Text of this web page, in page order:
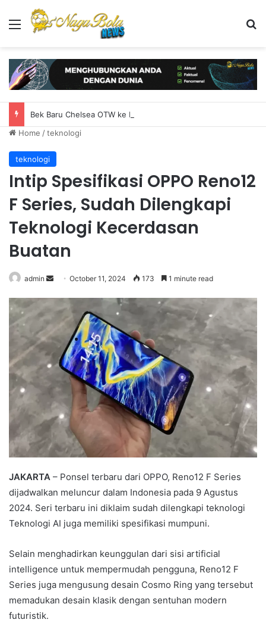
Menu
Home /teknologi
teknologi
Intip Spesifikasi OPPO Reno12
F Series, Sudah Dilengkapi
Teknologi Kecerdasan
Buatan
admin
a
e
l
October 11, 2024 173 1 minute read
JAKARTA – Ponsel terbaru dari OPPO, Reno12 F Series
dijadwalkan meluncur dalam Indonesia pada 9 Agustus
2024. Seri terbaru ini diklaim sudah dilengkapi teknologi
Teknologi AI juga memiliki spesifikasi mumpuni.
Selain menghadirkan keunggulan dari sisi artificial
intelligence untuk mempermudah pengguna, Reno12 F
Series juga mengusung desain Cosmo Ring yang tersebut
memadukan desain klasik dengan sentuhan modern
futuristik.